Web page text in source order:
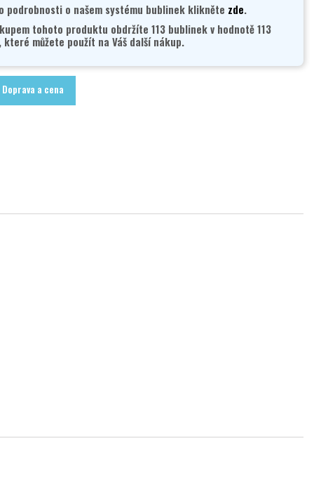
podrobnosti o našem systému bublinek klikněte zde.
tohoto produktu obdržíte 113 bublinek v hodnotě 113
které můžete použít na Váš další nákup.
Doprava a cena